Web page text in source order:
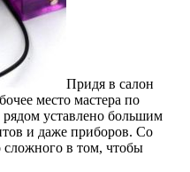
Придя в салон
место мастера по
уставлено большим
и даже приборов. Со
сложного в том, чтобы